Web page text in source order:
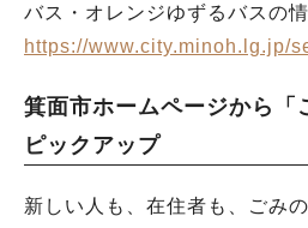
バス・オレンジゆずるバスの
https://www.city.minoh.lg.jp/
箕面市ホームページから「
ピックアップ
新しい人も、在住者も、ごみ